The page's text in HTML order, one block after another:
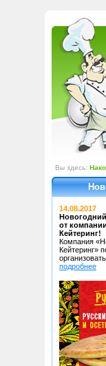
14.08.2017
от
Кейтеринг!
Компания
Кейтеринг»
организовать
подробнее
Вы здесь: